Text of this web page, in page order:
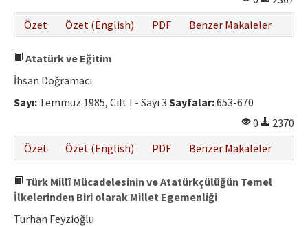
Özet
Özet (English) PDF Benzer Makaleler
Atatürk ve Eğitim
İhsan Doğramacı
Sayı: Temmuz 1985, Cilt I - Sayı 3 Sayfalar:653-670
0
2370
Özet
Özet (English) PDF Benzer Makaleler
Türk Millî Mücadelesinin ve Atatürkçülüğün Temel
İlkelerinden Biri olarak Millet Egemenliği
Turhan Feyzioğlu